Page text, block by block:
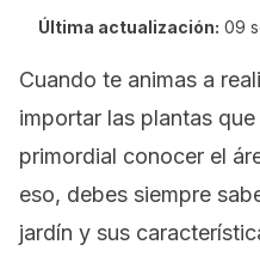
Última actualización: 09
Cuando te animas a
importar las plantas
primordial conocer el
eso, debes siempre
jardín y sus